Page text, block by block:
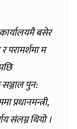
बसेर
म
पुन:
प्रधानमन्त्री,
संलग्न थियो ।